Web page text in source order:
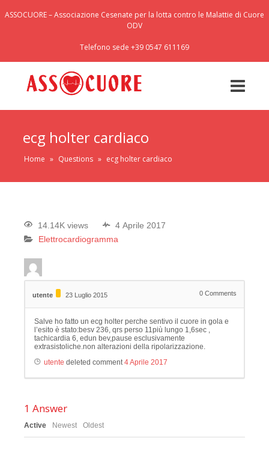
ASSOCUORE – Associazione Cesenate per la lotta contro le Malattie di Cuore
ODV
Telefono sede +39 0547 611169
ecg holter cardiaco
Home » Questions » ecg holter cardiaco
14.14K views
4 Aprile 2017
Elettrocardiogramma
utente 23 Luglio 2015 0 Comments
Salve ho fatto un ecg holter perche sentivo il cuore in gola e
l’esito è stato:besv 236, qrs perso 11più lungo 1,6sec ,
tachicardia 6, edun bev,pause esclusivamente
extrasistoliche.non alterazioni della ripolarizzazione.
utente deleted comment 4 Aprile 2017
1 Answer
Active Newest Oldest